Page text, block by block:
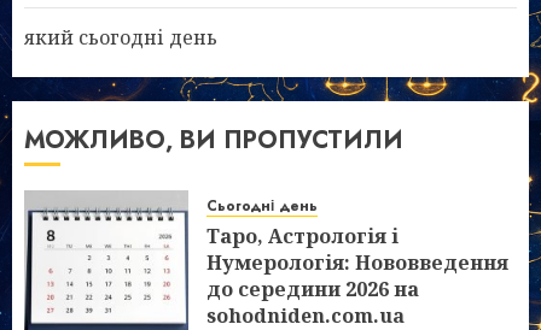
який сьогодні день
МОЖЛИВО, ВИ ПРОПУСТИЛИ
Сьогодні день
Таро, Астрологія і
Нумерологія: Нововведення
до середини 2026 на
sohodniden.com.ua